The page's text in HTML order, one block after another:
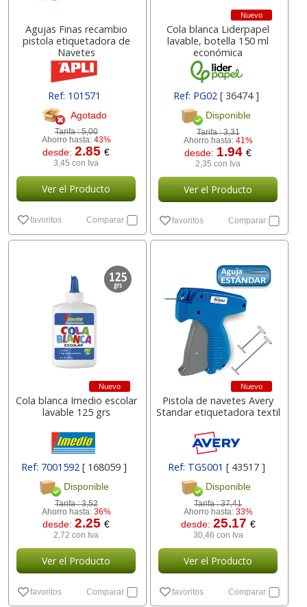
Agujas Finas recambio
pistola etiquetadora de
Navetes
Ref: 101571
Agotado
Tarifa :5,00
Ahorro hasta: 43%
desde:2.85€
3,45 con Iva
Ver el Producto
favoritos Comparar
Nuevo
Cola blanca Liderpapel
lavable, botella 150 ml
económica
Ref: PG02 [ 36474 ]
Disponible
Tarifa :3,31
Ahorro hasta: 41%
desde: 1.94€
2,35 con Iva
Ver el Producto
favoritos Comparar
Nuevo
Cola blanca Imedio escolar
lavable 125 grs
Ref: 7001592[ 168059 ]
Disponible
Tarifa :3,52
Ahorro hasta: 36%
desde:2.25€
2,72 con Iva
Ver el Producto
favoritos Comparar
Nuevo
Pistola de navetes Avery
Standar etiquetadora textil
Ref: TGS001 [ 43517 ]
Disponible
Tarifa :37,41
Ahorro hasta: 33%
desde: 25.17 €
30,46 con Iva
Ver el Producto
favoritos Comparar